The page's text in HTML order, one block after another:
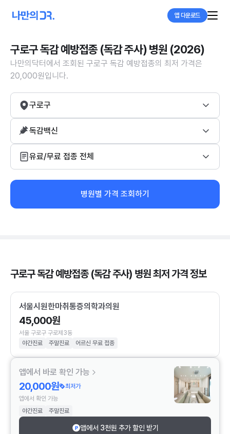
앱 다운로드
구로구 독감 예방접종 (독감 주사) 병원 (2026)
나만의닥터에서 조회된 구로구 독감 예방접종의 최저 가격은
20,000원입니다.
구로구
독감백신
유료/무료 접종 전체
병원별 가격 조회하기
구로구 독감 예방접종 (독감 주사) 병원 최저 가격 정보
서울시원한마취통증의학과의원
45,000원
서울 구로구 구로제3동
야간진료
주말진료 어르신 무료 접종
앱에서 바로 확인 가능
20,000원
최저가
앱에서 확인 가능
야간진료
주말진료
앱에서 3천원 추가 할인 받기